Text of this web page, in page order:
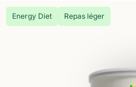
Energy Diet Repas léger